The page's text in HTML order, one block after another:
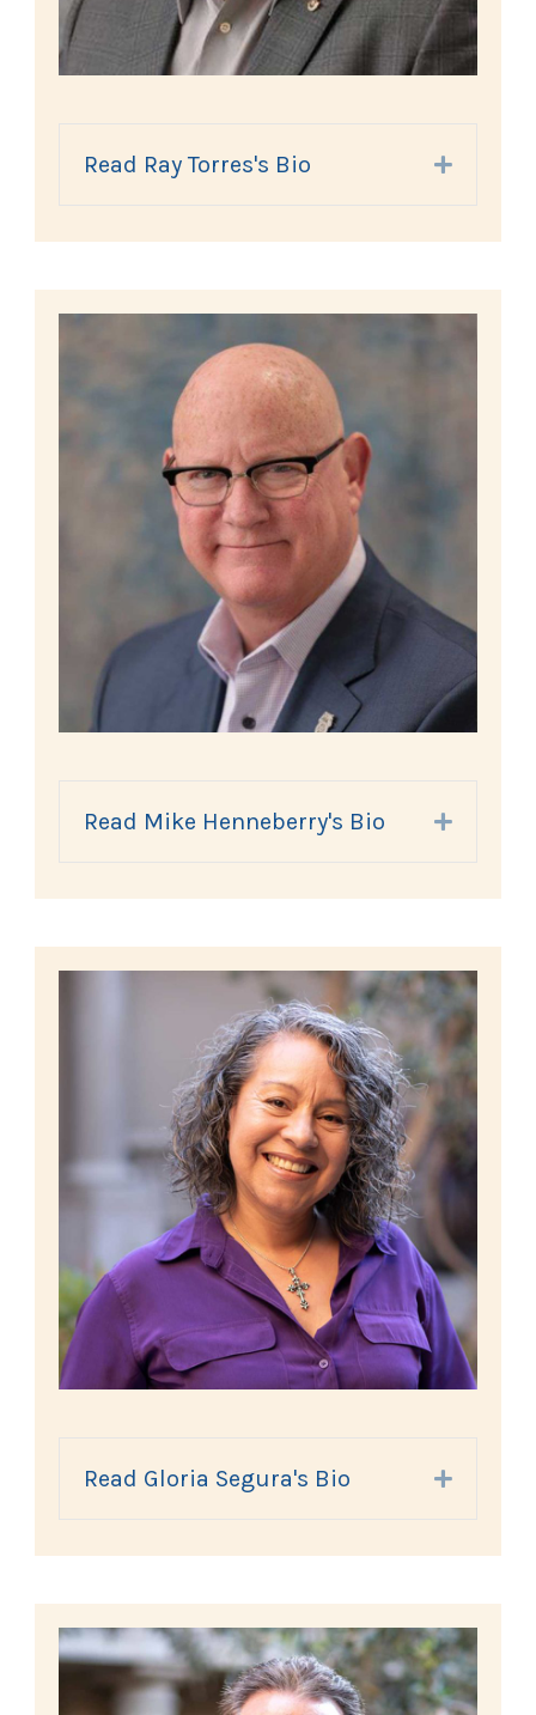
Read Ray Torres's Bio Expand
Read Mike Henneberry's Bio Expand
Read Gloria Segura's Bio Expand